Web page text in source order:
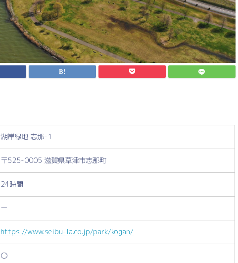
湖岸緑地 志那-1
〒525-0005 滋賀県草津市志那町
24時間
ー
https://www.seibu-la.co.jp/park/kogan/
〇